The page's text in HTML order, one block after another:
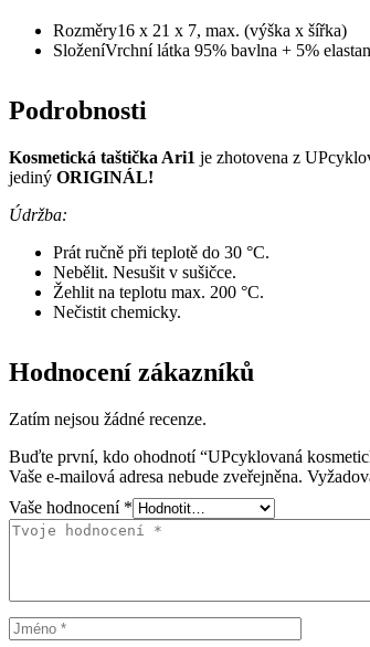
Rozměry16 x 21 x 7, max. (výška x šířka)
SloženíVrchní látka 95% bavlna + 5%
Podrobnosti
Kosmetická taštička Ari1 je zhotovena z
jediný ORIGINÁL!
Údržba:
Prát ručně při teplotě do 30 °C.
Nebělit. Nesušit v sušičce.
Žehlit na teplotu max. 200 °C.
Nečistit chemicky.
Hodnocení zákazníků
Zatím nejsou žádné recenze.
Buďte první, kdo ohodnotí “UPcyklovaná
Vaše e-mailová adresa nebude zveřejněna.
Vaše hodnocení *